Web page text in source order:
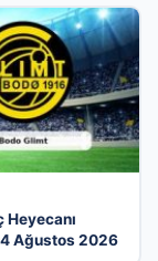
Heyecanı
Ağustos 2026